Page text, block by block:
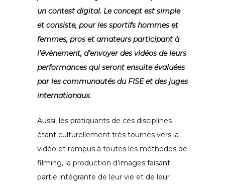
un contest digital. Le concept est simple
et consiste, pour les sportifs hommes et
femmes, pros et amateurs participant à
l’évènement, d’envoyer des vidéos de leurs
performances qui seront ensuite évaluées
par les communautés du FISE et des juges
internationaux.
Aussi, les pratiquants de ces disciplines
étant culturellement très tournés vers la
vidéo et rompus à toutes les méthodes de
filming, la production d’images faisant
partie intégrante de leur vie et de leur